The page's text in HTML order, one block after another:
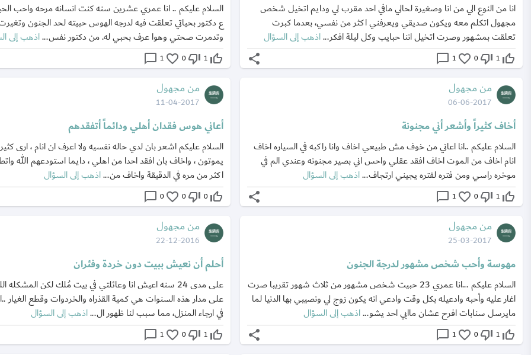
انا من النوع الي من انا وصغيرة لحالي مافي احد مقرب لي ودايم اتخيل شخص
مجهول اتكلم معه ويكون صديقي ويعرفني اكثر من نفسي، بعدما كبرت
تعلقت بمشهور وصرت اتخيل اننا حبايب وكل ليلة افكر...اذهب إلى السؤال
thumb_up_off_alt
1
thumb_down_off_alt
0
favorite_border
1
chat_bubble_outline
share
السلام عليكم .. انا عمري عشرين سنه كنت انسانه مرحه واحب
ع دكتور بحياتي تعلقت فيه لدرجه الهوس حبيته لحد الجنون
وتدمرت صحتي وهوا عرف بحبي له. من دكتور نفس...اذهب إلى
thumb_up_off_alt
1
thumb_down_off_alt
0
favorite_border
1
chat_bubble_outline
من مجهول
06-06-2017
أخاف كثيراً وأشعر أني مجنونة
السلام عليكم ..انا اعاني من خوف مش طبيعي اخاف وانا راكبه في السياره اخاف
انام اخاف من الموت اخاف افقد عقلي واحس اني بصير مجنونه وعندي الم في
موخره راسي ومن فتره لفتره يجيني ارتجاف...اذهب إلى السؤال
thumb_up_off_alt
1
thumb_down_off_alt
0
favorite_border
1
chat_bubble_outline
share
من مجهول
11-04-2017
أعاني هوس فقدان أهلي ودائماً أتفقدهم
السلام عليكم اشعر بان لدي حاله نفسيه ولا اعرف ان انام ، ارى
يموتون ، واخاف بان افقد احدا من اهلي ، دايما استودعهم الله
اكثر من مره في الدقيقة واخاف من...اذهب إلى السؤال
thumb_up_off_alt
0
thumb_down_off_alt
0
favorite_border
0
chat_bubble_outline
من مجهول
25-03-2017
مهوسة وأحب شخص مشهور لدرجة الجنون
السلام عليكم ...انا عمري 23 حبيت شخص مشهور من ثلاث شهور تقريبا صرت
اغار عليه وأحبه وادعيله بكل وقت وادعي انه يكون زوج لي ونصيبي بها الدنيا لما
مايرسل سنابات افرح عشان ماابي احد يشو...اذهب إلى السؤال
thumb_up_off_alt
1
thumb_down_off_alt
0
favorite_border
1
chat_bubble_outline
share
من مجهول
22-12-2016
أحلم أن نعيش ببيت دون خردة وفئران
على مدى 24 سنه اعيش انا وعائلتي في بيت مُلك لكن
على مدار هذه السنوات هي كمية القذراه والخردوات وقطع الغيار
في ارجاء المنزل، مما سبب لنا ظهور ال...اذهب إلى السؤال
thumb_up_off_alt
1
thumb_down_off_alt
0
favorite_border
1
chat_bubble_outline